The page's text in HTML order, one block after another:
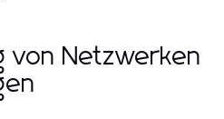
von Netzwerken